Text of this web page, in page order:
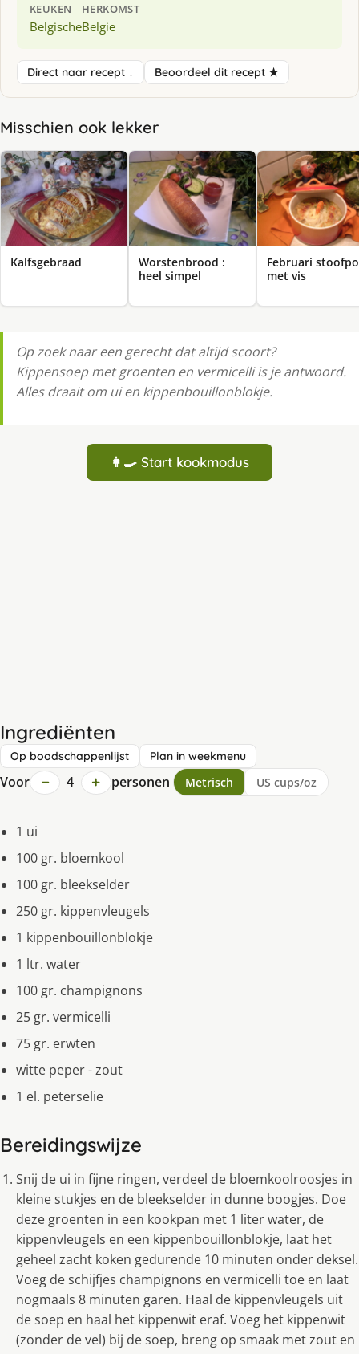
KEUKEN
Belgische
HERKOMST
Belgie
Direct naar recept ↓ Beoordeel dit recept ★
Misschien ook lekker
Kalfsgebraad
Worstenbrood :
heel simpel
Februari
met vis
Op zoek naar een gerecht dat altijd scoort?
Kippensoep met groenten en vermicelli is je antwoord.
Alles draait om ui en kippenbouillonblokje.
👩‍🍳 Start kookmodus
Ingrediënten
Op boodschappenlijst Plan in weekmenu
Voor − 4 + personen Metrisch US cups/oz
1 ui
100 gr. bloemkool
100 gr. bleekselder
250 gr. kippenvleugels
1 kippenbouillonblokje
1 ltr. water
100 gr. champignons
25 gr. vermicelli
75 gr. erwten
witte peper - zout
1 el. peterselie
Bereidingswijze
Snij de ui in fijne ringen, verdeel de bloemkoolroosjes in
kleine stukjes en de bleekselder in dunne boogjes. Doe
deze groenten in een kookpan met 1 liter water, de
kippenvleugels en een kippenbouillonblokje, laat het
geheel zacht koken gedurende 10 minuten onder deksel.
Voeg de schijfjes champignons en vermicelli toe en laat
nogmaals 8 minuten garen. Haal de kippenvleugels uit
de soep en haal het kippenwit eraf. Voeg het kippenwit
(zonder de vel) bij de soep, breng op smaak met zout en